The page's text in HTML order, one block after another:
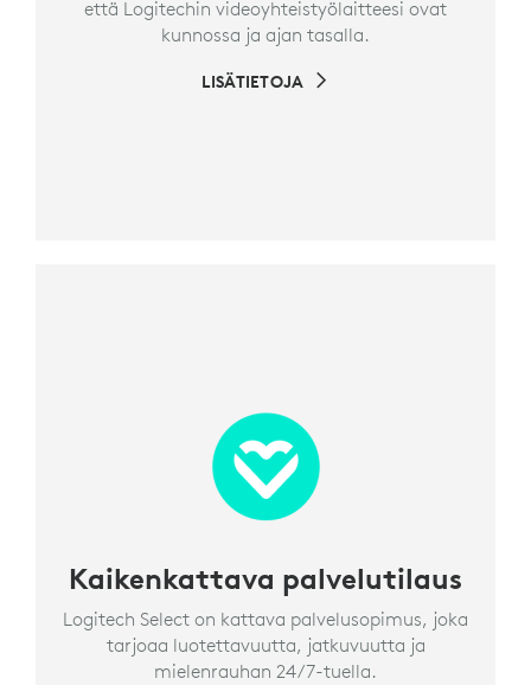
että Logitechin videoyhteistyölaitteesi ovat
kunnossa ja ajan tasalla.
LISÄTIETOJA
Kaikenkattava palvelutilaus
Logitech Select on kattava palvelusopimus, joka
tarjoaa luotettavuutta, jatkuvuutta ja
mielenrauhan 24/7-tuella.